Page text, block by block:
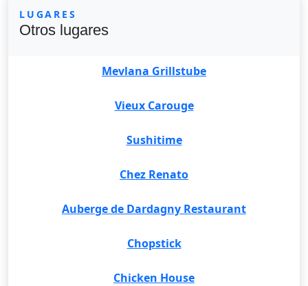
LUGARES
Otros lugares
Mevlana Grillstube
Vieux Carouge
Sushitime
Chez Renato
Auberge de Dardagny Restaurant
Chopstick
Chicken House